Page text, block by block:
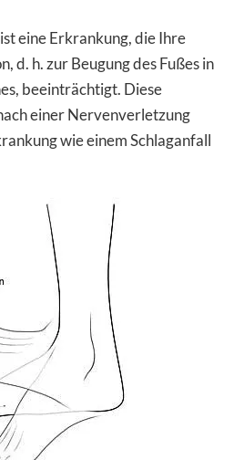
eine Erkrankung, die Ihre
d. h. zur Beugung des Fußes in
beeinträchtigt. Diese
einer Nervenverletzung
wie einem Schlaganfall